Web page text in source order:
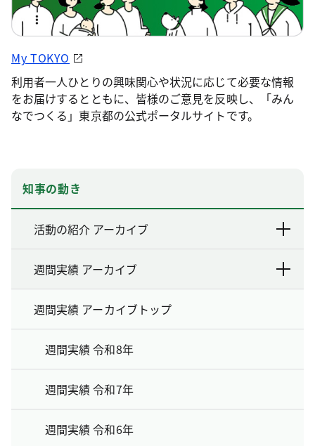
My TOKYO
利用者一人ひとりの興味関心や状況に応じて必要な情報
をお届けするとともに、皆様のご意見を反映し、「みん
なでつくる」東京都の公式ポータルサイトです。
知事の動き
活動の紹介 アーカイブ
週間実績 アーカイブ
週間実績 アーカイブトップ
週間実績 令和8年
週間実績 令和7年
週間実績 令和6年